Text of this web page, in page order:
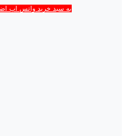
به سبد خرید واتس اپ